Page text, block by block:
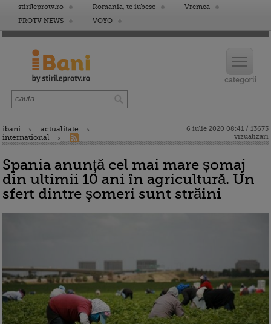
stirileprotv.ro Romania, te iubesc
Vremea
PROTV NEWS
VOYO
ibani
actualitate
international
6 iulie 2020 08:41 / 13673
vizualizari
Spania anunță cel mai mare șomaj
din ultimii 10 ani în agricultură. Un
sfert dintre şomeri sunt străini